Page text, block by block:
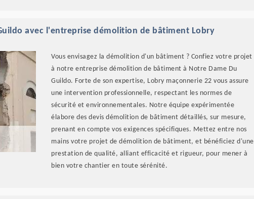
avec l'entreprise démolition de bâtiment Lobry
Vous envisagez la démolition d'un bâtiment ? Confiez votre projet
à notre entreprise démolition de bâtiment à Notre Dame Du
Guildo. Forte de son expertise, Lobry maçonnerie 22 vous assure
une intervention professionnelle, respectant les normes de
sécurité et environnementales. Notre équipe expérimentée
élabore des devis démolition de bâtiment détaillés, sur mesure,
prenant en compte vos exigences spécifiques. Mettez entre nos
mains votre projet de démolition de bâtiment, et bénéficiez d'une
prestation de qualité, alliant efficacité et rigueur, pour mener à
bien votre chantier en toute sérénité.